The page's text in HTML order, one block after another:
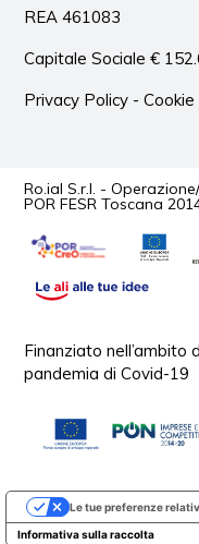
REA 461083
Capitale Sociale €
Privacy Policy -
Ro.ial S.r.l. -
POR FESR Toscana
Finanziato nell’ambito
pandemia di Covid-19
Informativa sulla raccolta
Le tue preferenze